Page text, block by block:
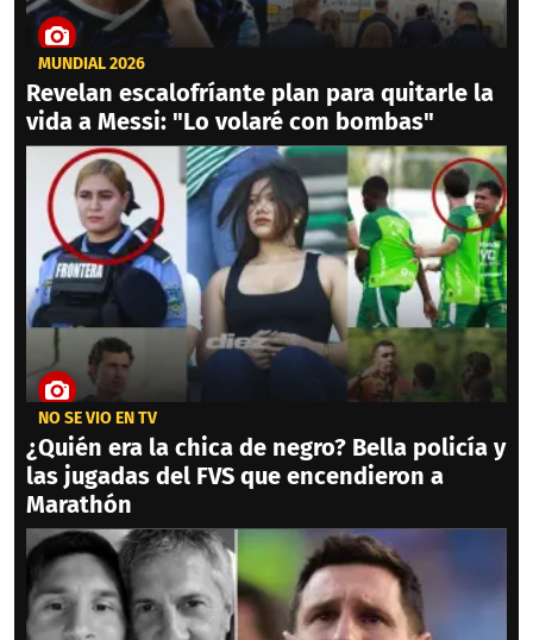
MUNDIAL 2026
Revelan escalofríante plan para quitarle la
vida a Messi: "Lo volaré con bombas"
NO SE VIO EN TV
¿Quién era la chica de negro? Bella policía y
las jugadas del FVS que encendieron a
Marathón